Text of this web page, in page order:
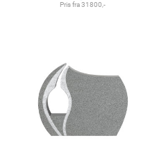
Pris fra 31800,-